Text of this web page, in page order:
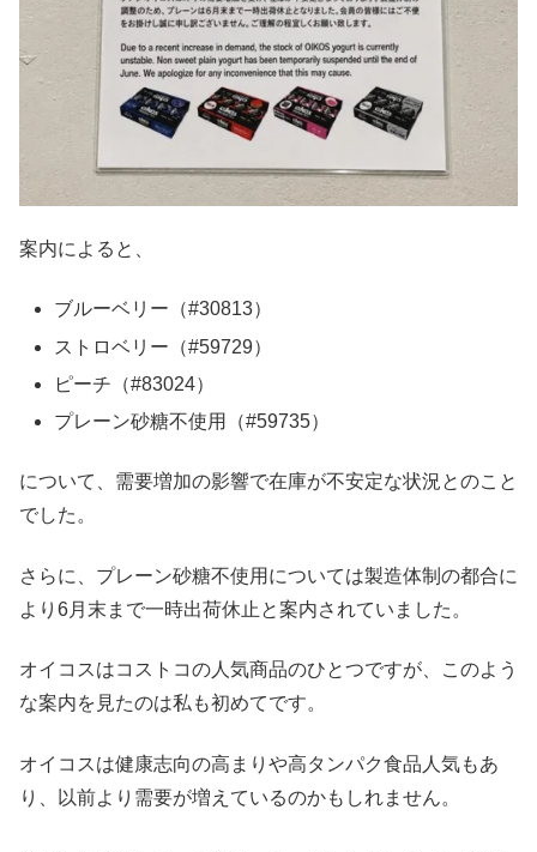
案内によると、
ブルーベリー（#30813）
ストロベリー（#59729）
ピーチ（#83024）
プレーン砂糖不使用（#59735）
について、需要増加の影響で在庫が不安定な状況とのこと
でした。
さらに、プレーン砂糖不使用については製造体制の都合に
より6月末まで一時出荷休止と案内されていました。
オイコスはコストコの人気商品のひとつですが、このよう
な案内を見たのは私も初めてです。
オイコスは健康志向の高まりや高タンパク食品人気もあ
り、以前より需要が増えているのかもしれません。